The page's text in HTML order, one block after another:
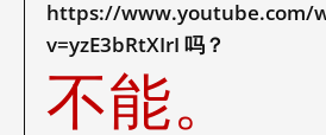
https://www.youtube.com/
v=yzE3bRtXIrI 吗？
不能。